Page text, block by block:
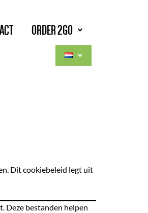
ORDER 2GO
Dit cookiebeleid legt uit
Deze bestanden helpen